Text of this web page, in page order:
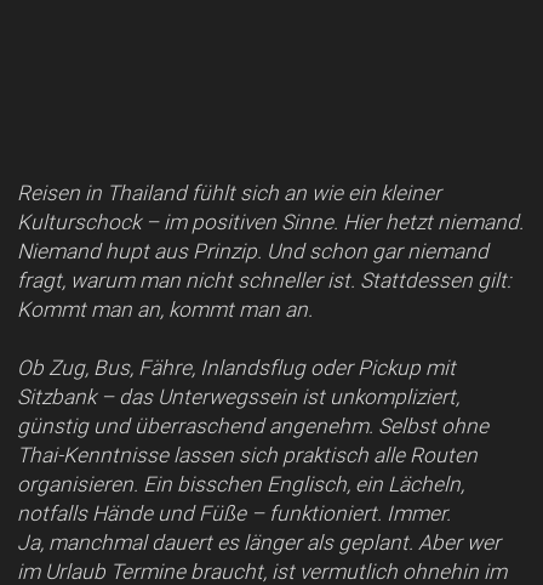
Reisen in Thailand fühlt sich an wie ein kleiner
Kulturschock – im positiven Sinne. Hier hetzt niemand.
Niemand hupt aus Prinzip. Und schon gar niemand
fragt, warum man nicht schneller ist. Stattdessen gilt:
Kommt man an, kommt man an.
Ob Zug, Bus, Fähre, Inlandsflug oder Pickup mit
Sitzbank – das Unterwegssein ist unkompliziert,
günstig und überraschend angenehm. Selbst ohne
Thai-Kenntnisse lassen sich praktisch alle Routen
organisieren. Ein bisschen Englisch, ein Lächeln,
notfalls Hände und Füße – funktioniert. Immer.
Ja, manchmal dauert es länger als geplant. Aber wer
im Urlaub Termine braucht, ist vermutlich ohnehin im